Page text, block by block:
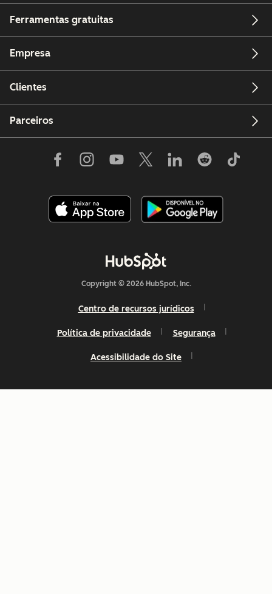
Ferramentas gratuitas
Empresa
Clientes
Parceiros
Copyright © 2026 HubSpot, Inc.
Centro de recursos jurídicos
Política de privacidade Segurança
Acessibilidade do Site